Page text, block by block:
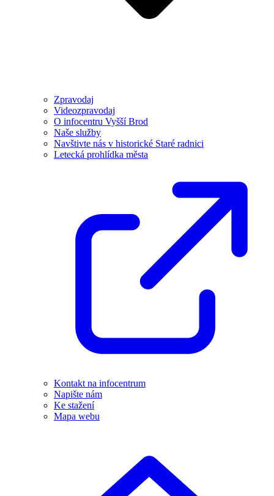
Zpravodaj
Videozpravodaj
O infocentru Vyšší Brod
Naše služby
Navštivte nás v historické Staré radnici
Letecká prohlídka města
Kontakt na infocentrum
Napište nám
Ke stažení
Mapa webu